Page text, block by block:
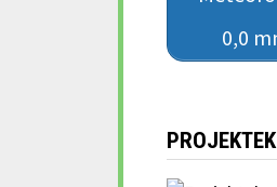
0,0
PROJEKTEK